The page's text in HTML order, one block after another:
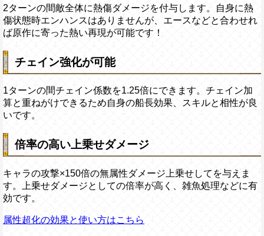
2ターンの間敵全体に熱傷ダメージを付与します。自身に熱
傷状態時エンハンスはありませんが、エースなどと合わせれ
ば原作に寄った熱い再現が可能です！
チェイン強化が可能
1ターンの間チェイン係数を1.25倍にできます。チェイン加
算と重ねがけできるため自身の船長効果、スキルと相性が良
いです。
倍率の高い上乗せダメージ
キャラの攻撃×150倍の無属性ダメージ上乗せしてを与えま
す。上乗せダメージとしての倍率が高く、雑魚処理などに有
効です。
属性超化の効果と使い方はこちら